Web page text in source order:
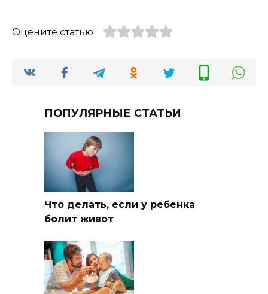
Оцените статью
ПОПУЛЯРНЫЕ СТАТЬИ
Что делать, если у ребенка
болит живот